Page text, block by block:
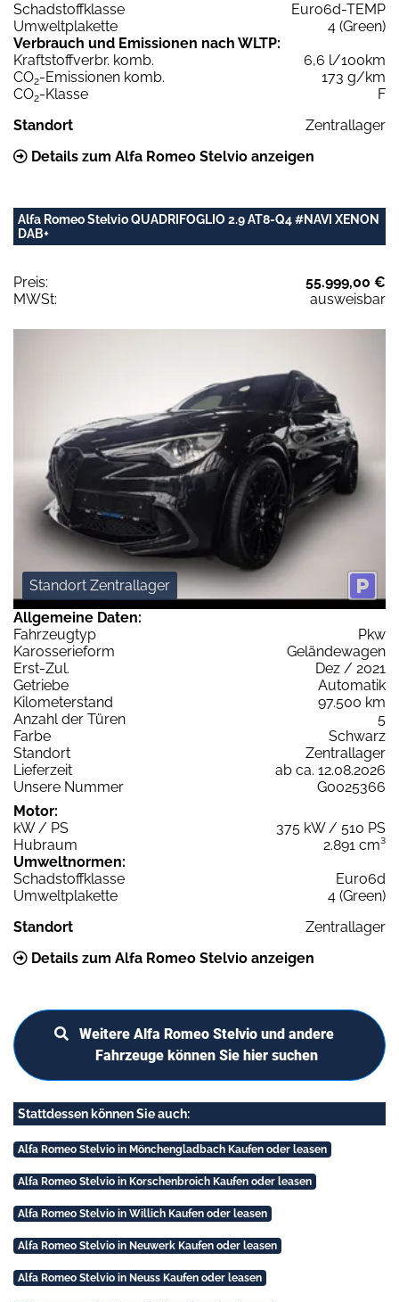
Schadstoffklasse
Euro6d-TEMP
Umweltplakette
4 (Green)
Verbrauch und Emissionen nach WLTP:
Kraftstoffverbr. komb.
6,6 l/100km
CO2-Emissionen komb.
173 g/km
CO2-Klasse
F
Standort
Zentrallager
Details zum Alfa Romeo Stelvio anzeigen
Alfa Romeo Stelvio QUADRIFOGLIO 2.9 AT8-Q4 #NAVI XENON
DAB+
Preis:
55.999,00 €
MWSt:
ausweisbar
Standort Zentrallager
Allgemeine Daten:
Fahrzeugtyp
Pkw
Karosserieform
Geländewagen
Erst-Zul.
Dez / 2021
Getriebe
Automatik
Kilometerstand
97.500 km
Anzahl der Türen
5
Farbe
Schwarz
Standort
Zentrallager
Lieferzeit
ab ca. 12.08.2026
Unsere Nummer
G0025366
Motor:
kW / PS
375 kW / 510 PS
Hubraum
2.891 cm³
Umweltnormen:
Schadstoffklasse
Euro6d
Umweltplakette
4 (Green)
Standort
Zentrallager
Details zum Alfa Romeo Stelvio anzeigen
Weitere Alfa Romeo Stelvio und andere
Fahrzeuge können Sie hier suchen
Stattdessen können Sie auch:
Alfa Romeo Stelvio in Mönchengladbach Kaufen oder leasen
Alfa Romeo Stelvio in Korschenbroich Kaufen oder leasen
Alfa Romeo Stelvio in Willich Kaufen oder leasen
Alfa Romeo Stelvio in Neuwerk Kaufen oder leasen
Alfa Romeo Stelvio in Neuss Kaufen oder leasen